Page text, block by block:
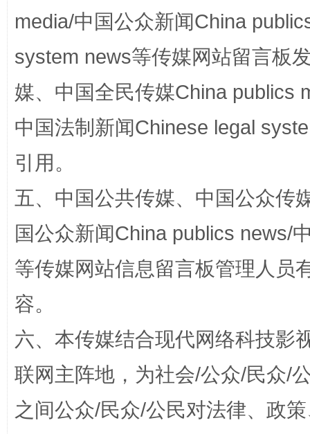
完善运行机制助力责任有效落实 一纸欠
media/中国公众新闻China
system news等传媒网站留言板
媒、中国全民传媒China publics
中国法制新闻Chinese legal
引用。
五、中国公共传媒、中国公众传
国公众新闻China publics news/
等传媒网站信息留言板管理人员
容。
六、本传媒结合现代网络科技影
联网主阵地，为社会/公众/民众/
之间公众/民众/公民对法律、政